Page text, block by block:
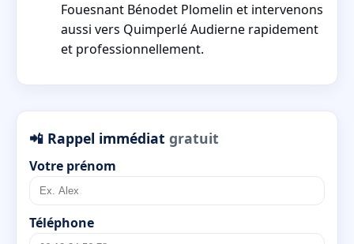
Fouesnant Bénodet Plomelin et intervenons
aussi vers Quimperlé Audierne rapidement
et professionnellement.
📲 Rappel immédiat gratuit
Votre prénom
Téléphone